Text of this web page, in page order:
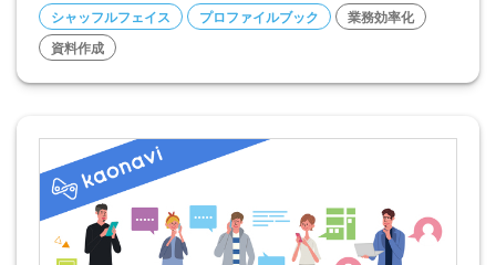
シャッフルフェイス プロファイルブック
業務効率化
資料作成